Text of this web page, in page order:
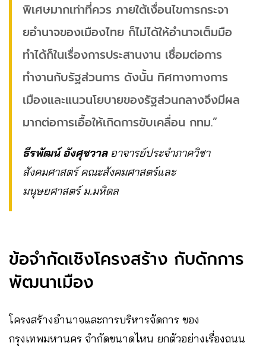
พิเศษมากเท่าที่ควร ภายใต้เงื่อนไขการกระจา
ยอำนาจของเมืองไทย ก็ไม่ได้ให้อำนาจเต็มมือ
ทำได้ก็ในเรื่องการประสานงาน เชื่อมต่อการ
ทำงานกับรัฐส่วนการ ดังนั้น ทิศทางทางการ
เมืองและแนวนโยบายของรัฐส่วนกลางจึงมีผล
มากต่อการเอื้อให้เกิดการขับเคลื่อน กทม.”
ธีรพัฒน์ อังศุชวาลอาจารย์ประจำภาควิชา
สังคมศาสตร์ คณะสังคมศาสตร์และ
มนุษยศาสตร์ ม.มหิดล
ข้อจำกัดเชิงโครงสร้าง กับดักการ
พัฒนาเมือง
โครงสร้างอำนาจและการบริหารจัดการ ของ
กรุงเทพมหานคร จำกัดขนาดไหน ยกตัวอย่างเรื่องถนน